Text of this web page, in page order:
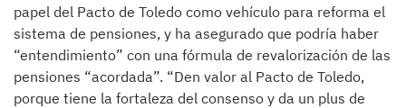
papel del Pacto de Toledo como vehículo para reforma el
sistema de pensiones, y ha asegurado que podría haber
“entendimiento” con una fórmula de revalorización de las
pensiones “acordada”. “Den valor al Pacto de Toledo,
porque tiene la fortaleza del consenso y da un plus de